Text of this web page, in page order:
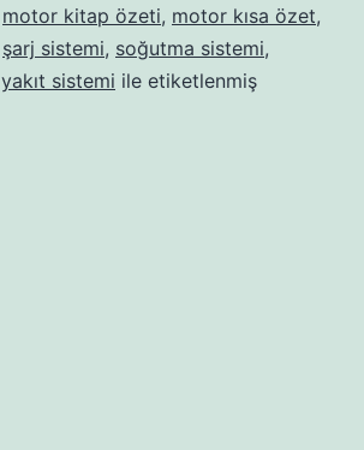
motor kitap özeti, motor kısa özet,
şarj sistemi, soğutma sistemi,
yakıt sistemi ile etiketlenmiş